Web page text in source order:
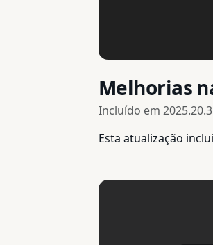
Melhorias
Incluído em 2025.20.3
Esta atualização